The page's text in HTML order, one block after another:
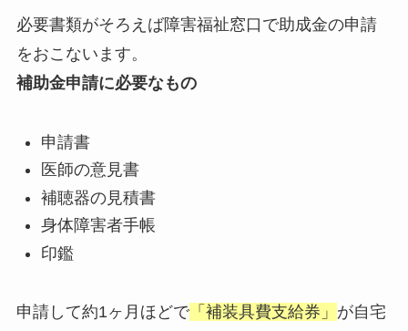
必要書類がそろえば障害福祉窓口で助成金の申請
をおこないます。
補助金申請に必要なもの
申請書
医師の意見書
補聴器の見積書
身体障害者手帳
印鑑
申請して約1ヶ月ほどで「補装具費支給券」 が自宅